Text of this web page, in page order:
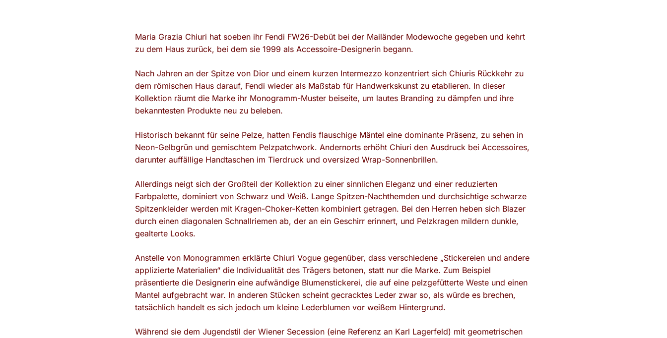
Maria Grazia Chiuri hat soeben ihr Fendi FW26-Debüt bei der Mailänder Modewoche gegeben und kehrt
zu dem Haus zurück, bei dem sie 1999 als Accessoire-Designerin begann.
Nach Jahren an der Spitze von Dior und einem kurzen Intermezzo konzentriert sich Chiuris Rückkehr zu
dem römischen Haus darauf, Fendi wieder als Maßstab für Handwerkskunst zu etablieren. In dieser
Kollektion räumt die Marke ihr Monogramm-Muster beiseite, um lautes Branding zu dämpfen und ihre
bekanntesten Produkte neu zu beleben.
Historisch bekannt für seine Pelze, hatten Fendis flauschige Mäntel eine dominante Präsenz, zu sehen in
Neon-Gelbgrün und gemischtem Pelzpatchwork. Andernorts erhöht Chiuri den Ausdruck bei Accessoires,
darunter auffällige Handtaschen im Tierdruck und oversized Wrap-Sonnenbrillen.
Allerdings neigt sich der Großteil der Kollektion zu einer sinnlichen Eleganz und einer reduzierten
Farbpalette, dominiert von Schwarz und Weiß. Lange Spitzen-Nachthemden und durchsichtige schwarze
Spitzenkleider werden mit Kragen-Choker-Ketten kombiniert getragen. Bei den Herren heben sich Blazer
durch einen diagonalen Schnallriemen ab, der an ein Geschirr erinnert, und Pelzkragen mildern dunkle,
gealterte Looks.
Anstelle von Monogrammen erklärte Chiuri Vogue gegenüber, dass verschiedene „Stickereien und andere
applizierte Materialien“ die Individualität des Trägers betonen, statt nur die Marke. Zum Beispiel
präsentierte die Designerin eine aufwändige Blumenstickerei, die auf eine pelzgefütterte Weste und einen
Mantel aufgebracht war. In anderen Stücken scheint gecracktes Leder zwar so, als würde es brechen,
tatsächlich handelt es sich jedoch um kleine Lederblumen vor weißem Hintergrund.
Während sie dem Jugendstil der Wiener Secession (eine Referenz an Karl Lagerfeld) mit geometrischen